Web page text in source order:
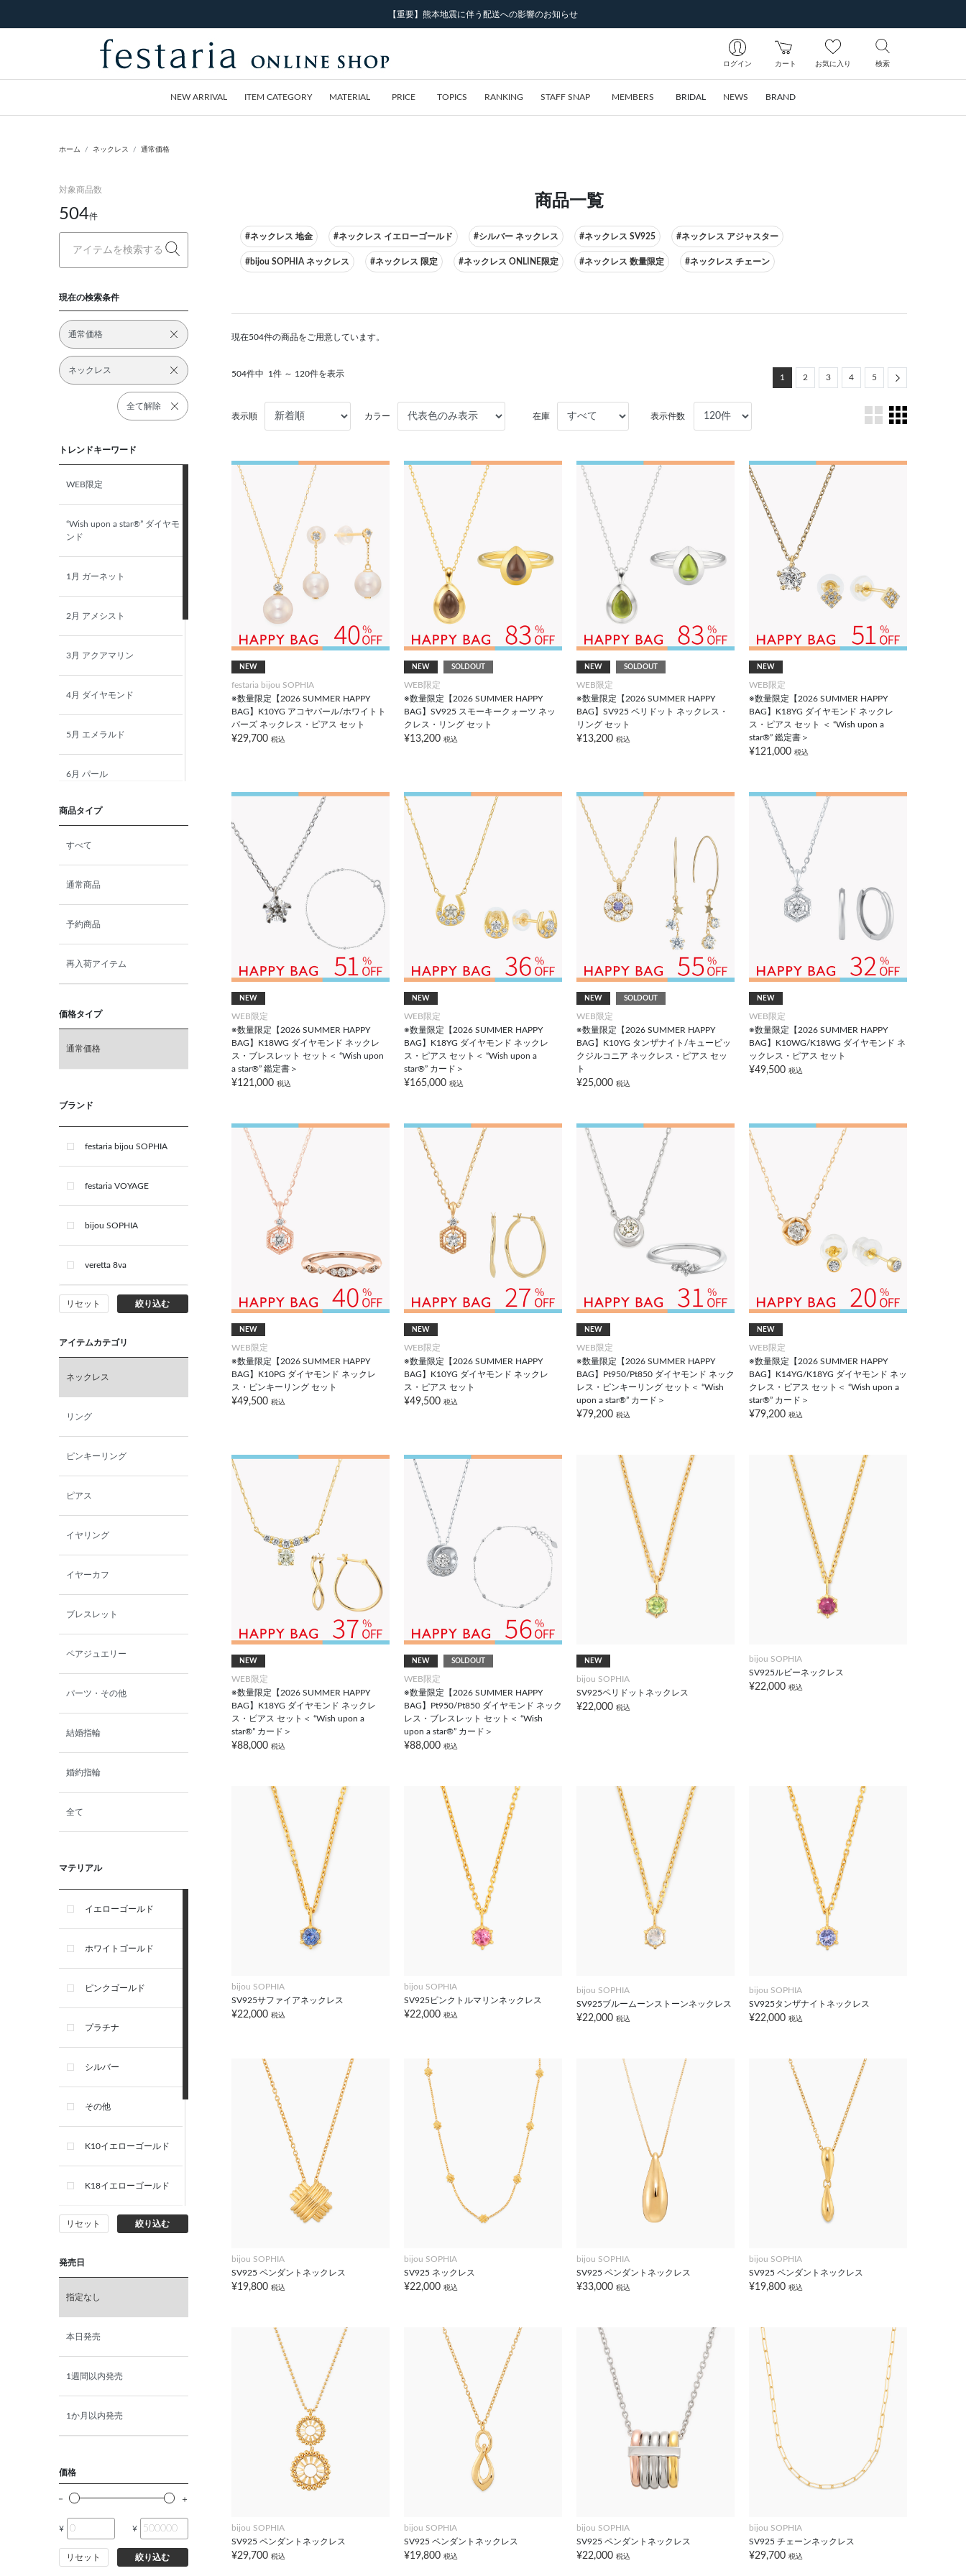
【重要】熊本地震に伴う配送への影響のお知らせ
ログイン カート お気に入り 検索
NEW ARRIVAL ITEM CATEGORY MATERIAL PRICE TOPICS RANKING STAFF SNAP MEMBERS BRIDAL NEWS BRAND
ホーム ネックレス 通常価格
対象商品数
504件
現在の検索条件
通常価格
ネックレス
全て解除
トレンドキーワード
WEB限定
“Wish upon a star®” ダイヤモ
ンド
1月 ガーネット
2月 アメシスト
3月 アクアマリン
4月 ダイヤモンド
5月 エメラルド
6月 パール
7月 ルビー
11月 ブルートパーズ
12月 タンザナイト
商品タイプ
すべて
通常商品
予約商品
再入荷アイテム
価格タイプ
通常価格
ブランド
festaria bijou SOPHIA
festaria VOYAGE
bijou SOPHIA
veretta 8va
リセット 絞り込む
アイテムカテゴリ
ネックレス
リング
ピンキーリング
ピアス
イヤリング
イヤーカフ
ブレスレット
ペアジュエリー
パーツ・その他
結婚指輪
婚約指輪
全て
マテリアル
イエローゴールド
ホワイトゴールド
ピンクゴールド
プラチナ
シルバー
その他
K10イエローゴールド
K18イエローゴールド
K10ホワイトゴールド
K10ピンクゴールド
K18ピンクゴールド
リセット 絞り込む
発売日
指定なし
本日発売
1週間以内発売
1か月以内発売
価格
¥ ¥
リセット 絞り込む
商品一覧
#ネックレス 地金 #ネックレス イエローゴールド #シルバー ネックレス #ネックレス SV925 #ネックレス アジャスター
#bijou SOPHIA ネックレス #ネックレス 限定 #ネックレス ONLINE限定 #ネックレス 数量限定 #ネックレス チェーン
現在504件の商品をご用意しています。
504件中 1件 ～ 120件を表示 1 2 3 4 5 Next
表示順 カラー 在庫 表示件数
NEW
festaria bijou SOPHIA
※数量限定【2026 SUMMER HAPPY
BAG】K10YG アコヤパール/ホワイトト
パーズ ネックレス・ピアス セット
¥29,700 税込
NEW SOLDOUT
WEB限定
※数量限定【2026 SUMMER HAPPY
BAG】SV925 スモーキークォーツ ネッ
クレス・リング セット
¥13,200 税込
NEW SOLDOUT
WEB限定
※数量限定【2026 SUMMER HAPPY
BAG】SV925 ペリドット ネックレス・
リング セット
¥13,200 税込
NEW
WEB限定
※数量限定【2026 SUMMER HAPPY
BAG】K18YG ダイヤモンド ネックレ
ス・ピアス セット ＜ “Wish upon a
star®” 鑑定書＞
¥121,000 税込
NEW
WEB限定
※数量限定【2026 SUMMER HAPPY
BAG】K18WG ダイヤモンド ネックレ
ス・ブレスレット セット＜ “Wish upon
a star®” 鑑定書＞
¥121,000 税込
NEW
WEB限定
※数量限定【2026 SUMMER HAPPY
BAG】K18YG ダイヤモンド ネックレ
ス・ピアス セット＜ “Wish upon a
star®” カード＞
¥165,000 税込
NEW SOLDOUT
WEB限定
※数量限定【2026 SUMMER HAPPY
BAG】K10YG タンザナイト/キュービッ
クジルコニア ネックレス・ピアス セッ
ト
¥25,000 税込
NEW
WEB限定
※数量限定【2026 SUMMER HAPPY
BAG】K10WG/K18WG ダイヤモンド ネ
ックレス・ピアス セット
¥49,500 税込
NEW
WEB限定
※数量限定【2026 SUMMER HAPPY
BAG】K10PG ダイヤモンド ネックレ
ス・ピンキーリング セット
¥49,500 税込
NEW
WEB限定
※数量限定【2026 SUMMER HAPPY
BAG】K10YG ダイヤモンド ネックレ
ス・ピアス セット
¥49,500 税込
NEW
WEB限定
※数量限定【2026 SUMMER HAPPY
BAG】Pt950/Pt850 ダイヤモンド ネック
レス・ピンキーリング セット＜ “Wish
upon a star®” カード＞
¥79,200 税込
NEW
WEB限定
※数量限定【2026 SUMMER HAPPY
BAG】K14YG/K18YG ダイヤモンド ネッ
クレス・ピアス セット＜ “Wish upon a
star®” カード＞
¥79,200 税込
NEW
WEB限定
※数量限定【2026 SUMMER HAPPY
BAG】K18YG ダイヤモンド ネックレ
ス・ピアス セット＜ “Wish upon a
star®” カード＞
¥88,000 税込
NEW SOLDOUT
WEB限定
※数量限定【2026 SUMMER HAPPY
BAG】Pt950/Pt850 ダイヤモンド ネック
レス・ブレスレット セット＜ “Wish
upon a star®” カード＞
¥88,000 税込
NEW
bijou SOPHIA
SV925ペリドットネックレス
¥22,000 税込
bijou SOPHIA
SV925ルビーネックレス
¥22,000 税込
bijou SOPHIA
SV925サファイアネックレス
¥22,000 税込
bijou SOPHIA
SV925ピンクトルマリンネックレス
¥22,000 税込
bijou SOPHIA
SV925ブルームーンストーンネックレス
¥22,000 税込
bijou SOPHIA
SV925タンザナイトネックレス
¥22,000 税込
bijou SOPHIA
SV925 ペンダントネックレス
¥19,800 税込
bijou SOPHIA
SV925 ネックレス
¥22,000 税込
bijou SOPHIA
SV925 ペンダントネックレス
¥33,000 税込
bijou SOPHIA
SV925 ペンダントネックレス
¥19,800 税込
bijou SOPHIA
SV925 ペンダントネックレス
¥29,700 税込
bijou SOPHIA
SV925 ペンダントネックレス
¥19,800 税込
bijou SOPHIA
SV925 ペンダントネックレス
¥22,000 税込
bijou SOPHIA
SV925 チェーンネックレス
¥29,700 税込